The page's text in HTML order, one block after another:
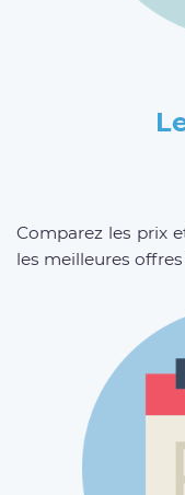
Comparez les prix
les meilleures offres